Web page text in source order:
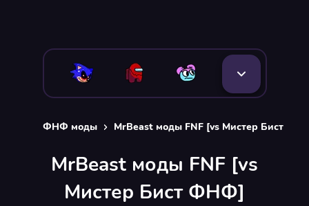
ФНФ моды MrBeast моды FNF [vs Мистер Бист
MrBeast моды FNF [vs
Мистер Бист ФНФ]